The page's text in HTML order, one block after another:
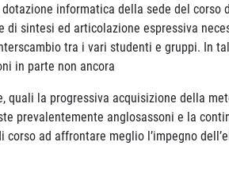
informatica della sede del corso
sintesi ed articolazione espressiva
tra i vari studenti e gruppi. In
in parte non ancora
la progressiva acquisizione della
prevalentemente anglosassoni e la
ad affrontare meglio l’impegno